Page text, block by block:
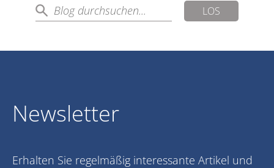
LOS
Newsletter
Erhalten Sie regelmäßig interessante Artikel und